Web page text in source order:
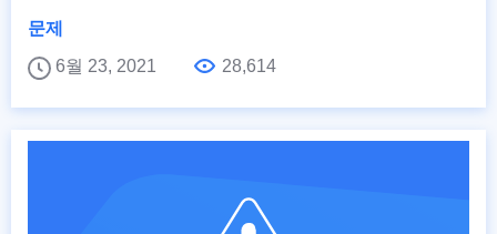
문제
6월 23, 2021
28,614